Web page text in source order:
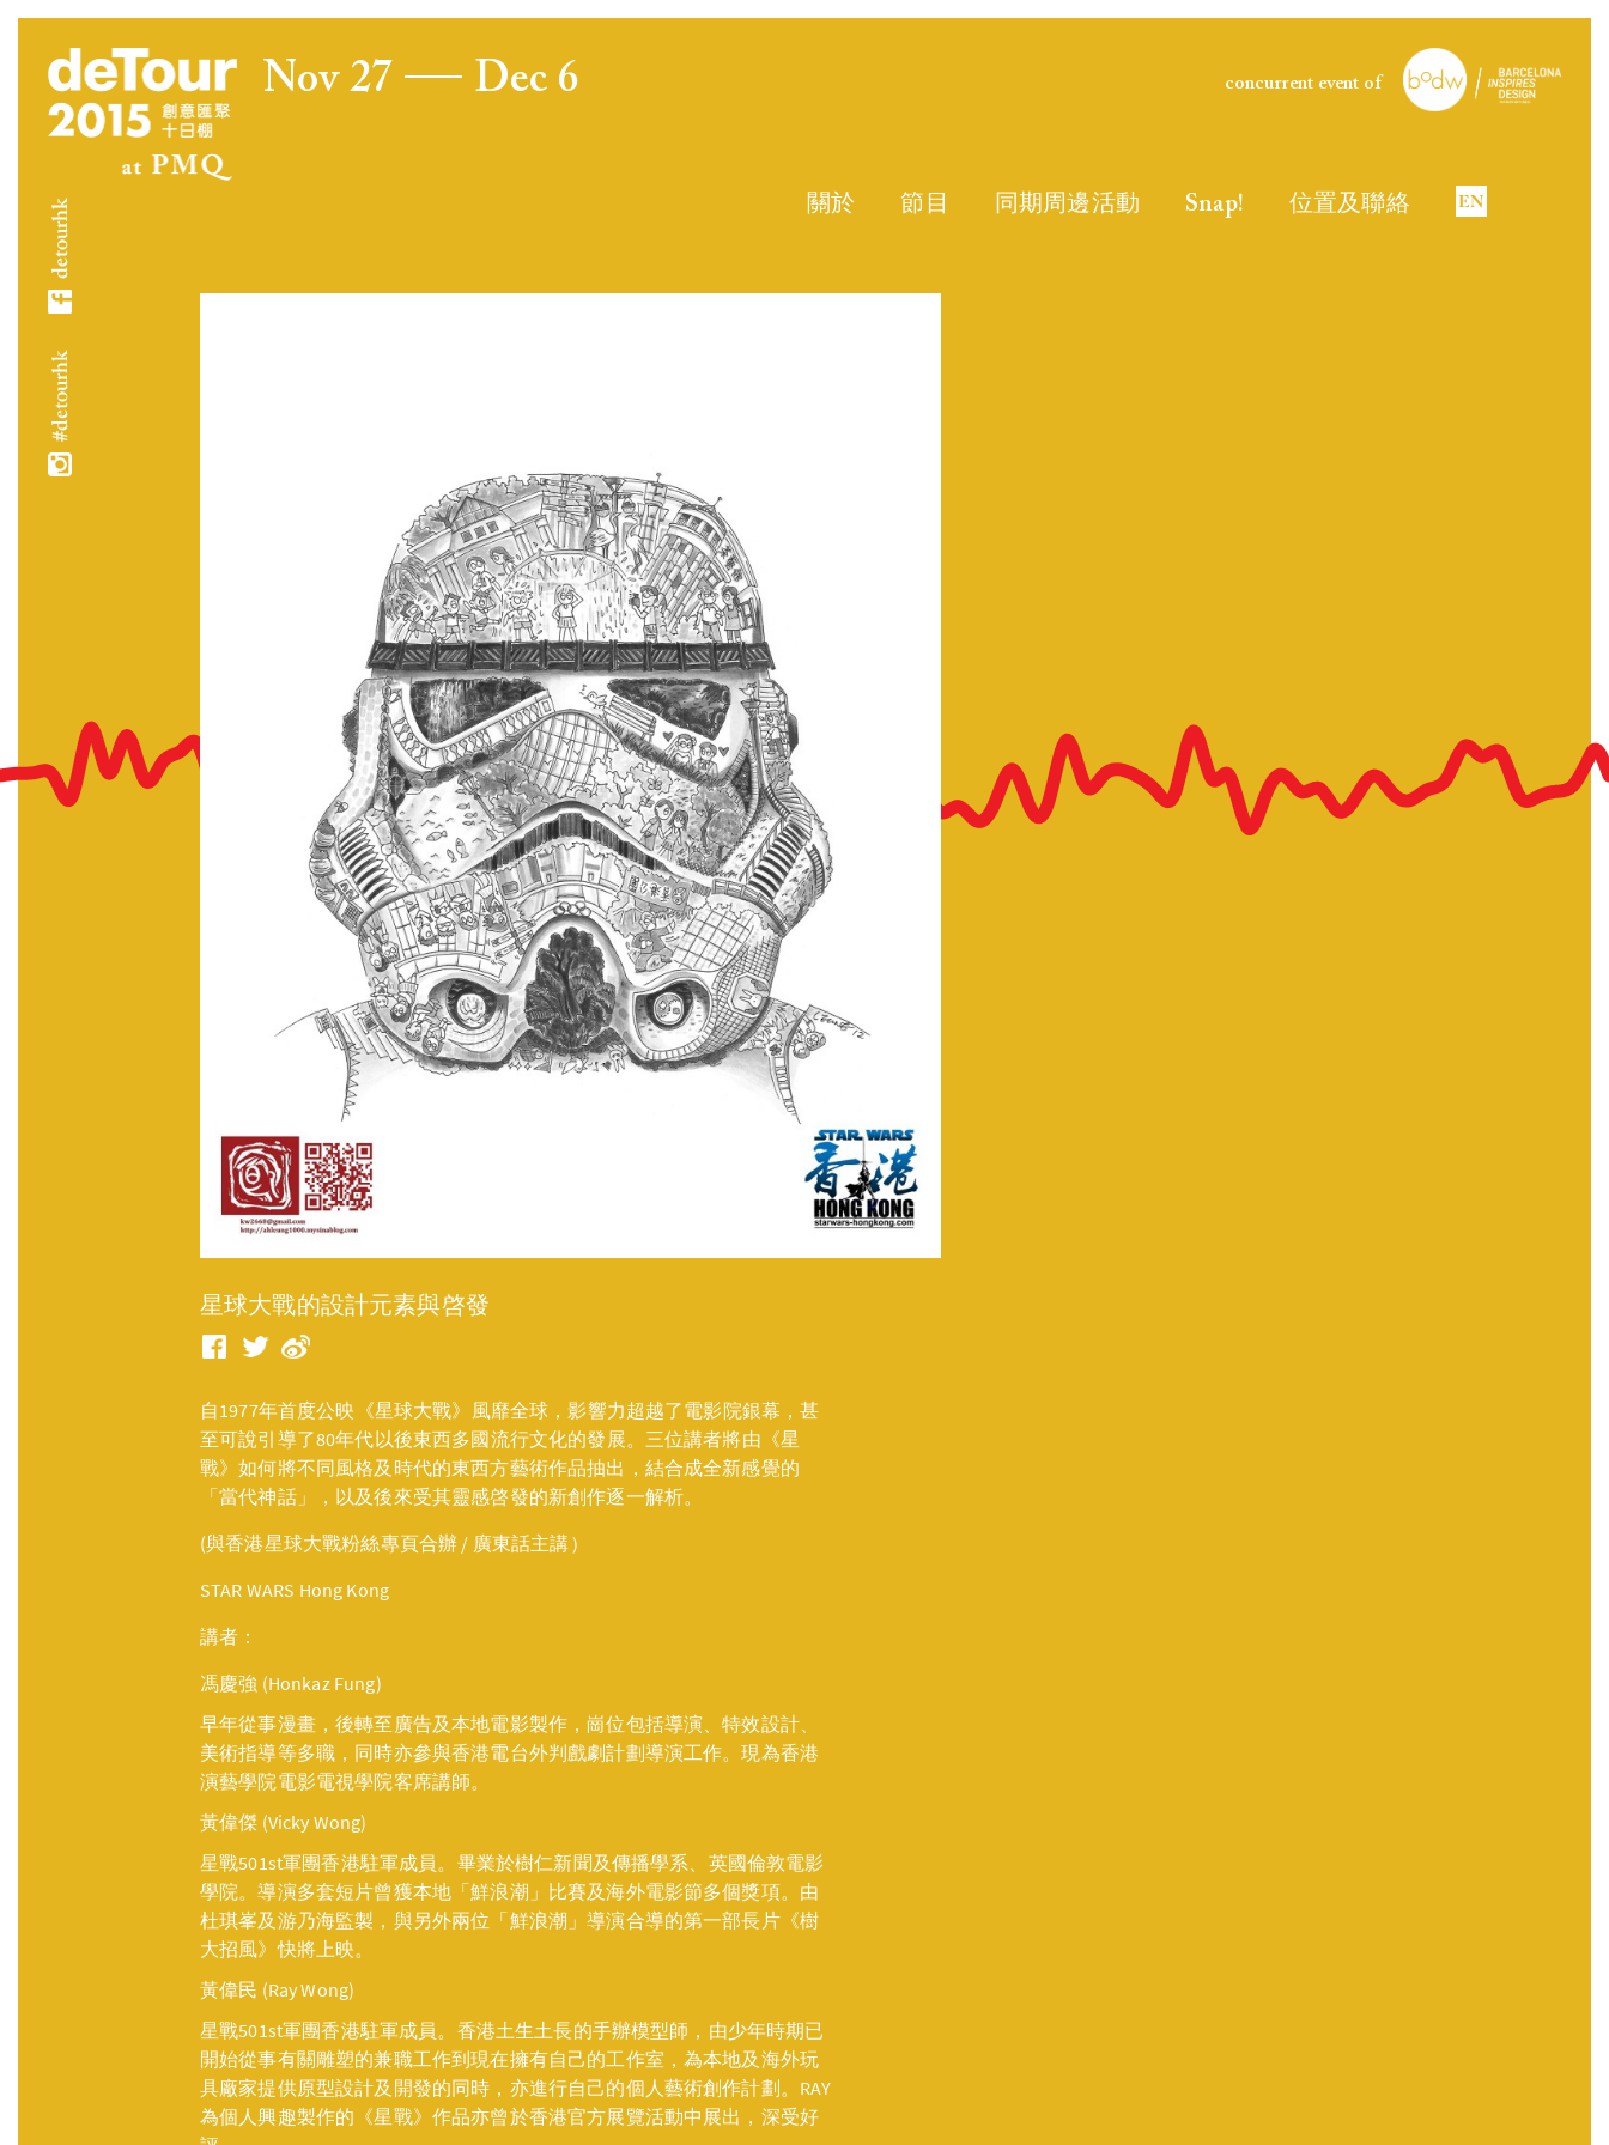
Nov 27 Dec 6 concurrent event of
關於 節目 同期周邊活動 Snap! 位置及聯絡
星球大戰的設計元素與啓發
自1977年首度公映《星球大戰》風靡全球，影響力超越了電影院銀幕，甚
至可說引導了80年代以後東西多國流行文化的發展。三位講者將由《星
戰》如何將不同風格及時代的東西方藝術作品抽出，結合成全新感覺的
「當代神話」，以及後來受其靈感啓發的新創作逐一解析。
(與香港星球大戰粉絲專頁合辦 / 廣東話主講）
STAR WARS Hong Kong
講者：
馮慶強 (Honkaz Fung)
早年從事漫畫，後轉至廣告及本地電影製作，崗位包括導演、特效設計、
美術指導等多職，同時亦參與香港電台外判戲劇計劃導演工作。現為香港
演藝學院電影電視學院客席講師。
黃偉傑 (Vicky Wong)
星戰501st軍團香港駐軍成員。畢業於樹仁新聞及傳播學系、英國倫敦電影
學院。導演多套短片曾獲本地「鮮浪潮」比賽及海外電影節多個獎項。由
杜琪峯及游乃海監製，與另外兩位「鮮浪潮」導演合導的第一部長片《樹
大招風》快將上映。
黃偉民 (Ray Wong)
星戰501st軍團香港駐軍成員。香港土生土長的手辦模型師，由少年時期已
開始從事有關雕塑的兼職工作到現在擁有自己的工作室，為本地及海外玩
具廠家提供原型設計及開發的同時，亦進行自己的個人藝術創作計劃。RAY
為個人興趣製作的《星戰》作品亦曾於香港官方展覽活動中展出，深受好